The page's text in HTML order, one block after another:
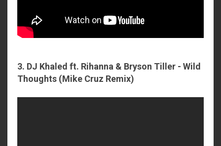
3. DJ Khaled ft. Rihanna & Bryson Tiller - Wild
Thoughts (Mike Cruz Remix)